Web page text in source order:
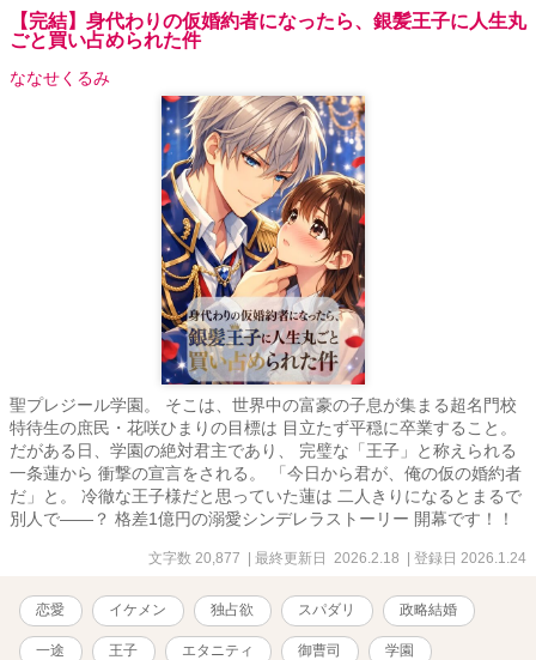
【完結】身代わりの仮婚約者になったら、銀髪王子に人生丸
ごと買い占められた件
ななせくるみ
聖プレジール学園。 そこは、世界中の富豪の子息が集まる超名門校
特待生の庶民・花咲ひまりの目標は 目立たず平穏に卒業すること。
だがある日、学園の絶対君主であり、 完璧な「王子」と称えられる
一条蓮から 衝撃の宣言をされる。 「今日から君が、俺の仮の婚約者
だ」と。 冷徹な王子様だと思っていた蓮は 二人きりになるとまるで
別人で――？ 格差1億円の溺愛シンデレラストーリー 開幕です！！
文字数 20,877 | 最終更新日 2026.2.18 | 登録日 2026.1.24
恋愛 イケメン 独占欲 スパダリ 政略結婚
一途 王子 エタニティ 御曹司 学園